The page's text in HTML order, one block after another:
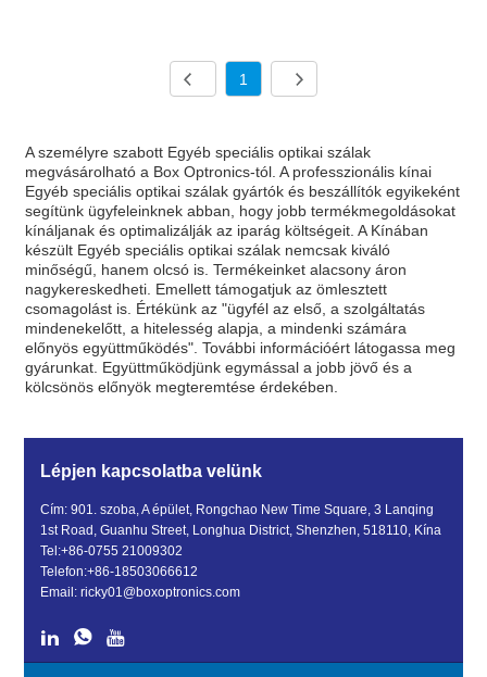
1
A személyre szabott Egyéb speciális optikai szálak
megvásárolható a Box Optronics-tól. A professzionális kínai
Egyéb speciális optikai szálak gyártók és beszállítók egyikeként
segítünk ügyfeleinknek abban, hogy jobb termékmegoldásokat
kínáljanak és optimalizálják az iparág költségeit. A Kínában
készült Egyéb speciális optikai szálak nemcsak kiváló
minőségű, hanem olcsó is. Termékeinket alacsony áron
nagykereskedheti. Emellett támogatjuk az ömlesztett
csomagolást is. Értékünk az "ügyfél az első, a szolgáltatás
mindenekelőtt, a hitelesség alapja, a mindenki számára
előnyös együttműködés". További információért látogassa meg
gyárunkat. Együttműködjünk egymással a jobb jövő és a
kölcsönös előnyök megteremtése érdekében.
Lépjen kapcsolatba velünk
Cím: 901. szoba, A épület, Rongchao New Time Square, 3 Lanqing
1st Road, Guanhu Street, Longhua District, Shenzhen, 518110, Kína
Tel:+86-0755 21009302
Telefon:+86-18503066612
Email:ricky01@boxoptronics.com